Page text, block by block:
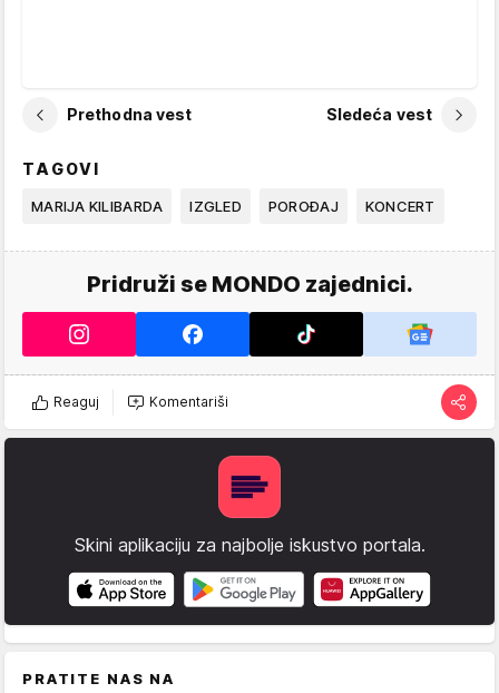
Prethodna vest Sledeća vest
TAGOVI
MARIJA KILIBARDA IZGLED POROĐAJ KONCERT
Pridruži se MONDO zajednici.
Reaguj Komentariši
Skini aplikaciju za najbolje iskustvo portala.
PRATITE NAS NA